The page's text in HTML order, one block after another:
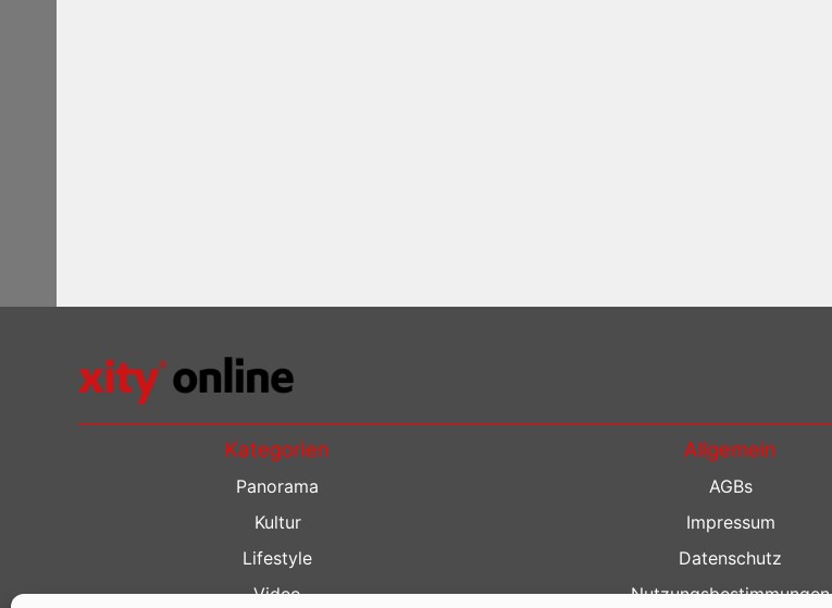
Kategorien
Panorama
Kultur
Lifestyle
Video
Allgemein
AGBs
Impressum
Datenschutz
Nutzungsbestimmungen